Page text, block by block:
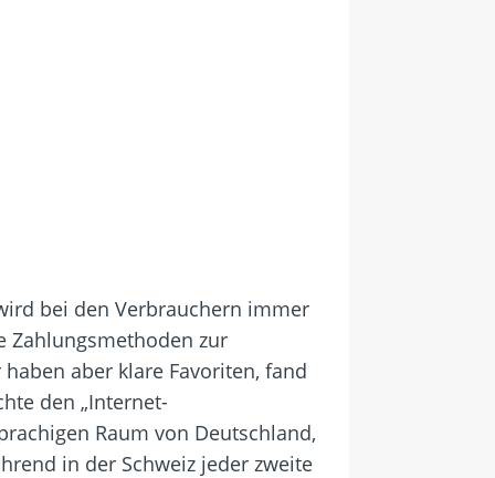
bei den Verbrauchern immer
Zahlungsmethoden zur
aber klare Favoriten, fand
den „Internet-
Raum von Deutschland,
in der Schweiz jeder zweite